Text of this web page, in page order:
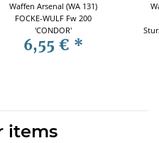
Waffen Arsenal (WA 131)
FOCKE-WULF Fw 200
'CONDOR'
6,55 € *
items